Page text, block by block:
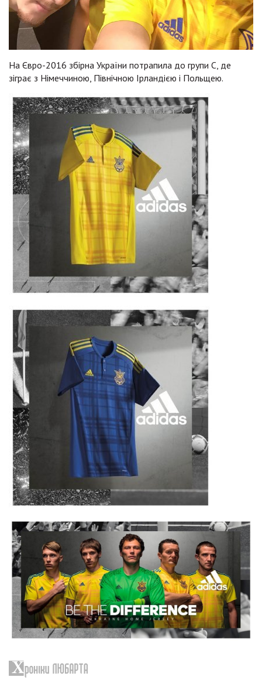
На Євро-2016 збірна України потрапила до групи С, де
зіграє з Німеччиною, Північною Ірландією і Польщею.